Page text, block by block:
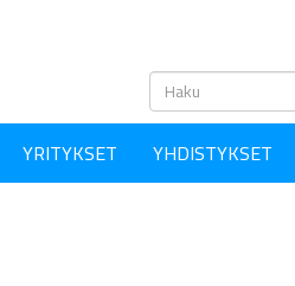
YRITYKSET YHDISTYKSET